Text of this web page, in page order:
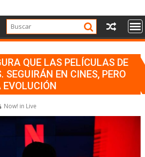
QUE LAS PELÍCULAS DE
SEGUIRÁN EN CINES, PERO
Now! in Live